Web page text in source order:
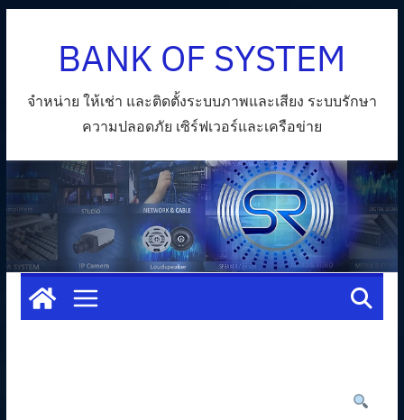
BANK OF SYSTEM
จำหน่าย ให้เช่า และติดตั้งระบบภาพและเสียง ระบบรักษา
ความปลอดภัย เซิร์ฟเวอร์และเครือข่าย